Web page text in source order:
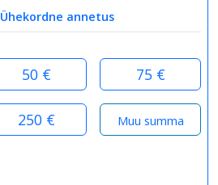
Ühekordne annetus
50 € 75 €
250 €